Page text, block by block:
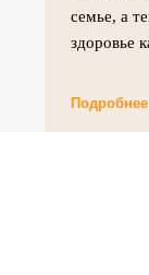
семье, а
здоровье
Подробнее